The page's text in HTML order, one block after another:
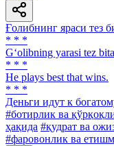
Ғолибнинг яраси тез
* * *
G‘olibning yarasi tez
* * *
He plays best that wins.
* * *
Деньги идут к
#ботирлик ва
ҳақида #қудрат ва
#фаровонлик ва